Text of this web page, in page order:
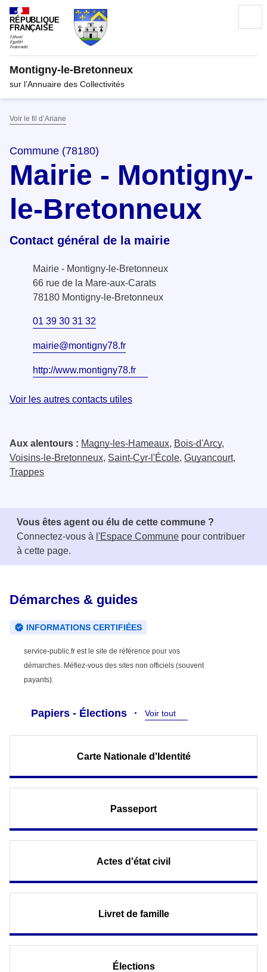
RÉPUBLIQUE
FRANÇAISE
Montigny-le-Bretonneux
sur l’Annuaire des Collectivités
Voir le fil d’Ariane
Commune (78180)
Mairie - Montigny-
le-Bretonneux
Contact général de la mairie
Mairie - Montigny-le-Bretonneux
66 rue de la Mare-aux-Carats
78180 Montigny-le-Bretonneux
01 39 30 31 32
mairie@montigny78.fr
http://www.montigny78.fr
Voir les autres contacts utiles
Aux alentours : Magny-les-Hameaux, Bois-d'Arcy,
Voisins-le-Bretonneux, Saint-Cyr-l'École, Guyancourt,
Trappes
Vous êtes agent ou élu de cette commune ?
Connectez-vous à l'Espace Commune pour contribuer
à cette page.
Démarches & guides
INFORMATIONS CERTIFIÉES
service-public.fr est le site de référence pour vos
démarches. Méfiez-vous des sites non officiels (souvent
payants).
Papiers - Élections Voir tout
Carte Nationale d'Identité
Passeport
Actes d'état civil
Livret de famille
Élections